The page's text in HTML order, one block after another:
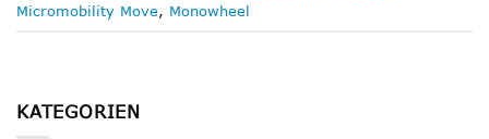
Micromobility Move, Monowheel
KATEGORIEN